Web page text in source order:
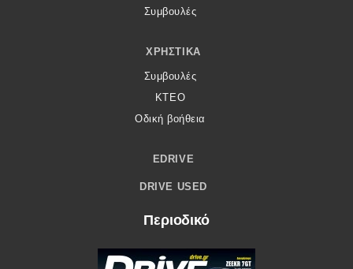
Συμβουλές
ΧΡΗΣΤΙΚΆ
Συμβουλές
ΚΤΕΟ
Οδική βοήθεια
EDRIVE
DRIVE USED
Περιοδικό